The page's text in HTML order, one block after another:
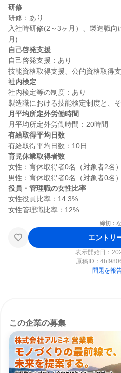
研修
研修：あり
入社時研修(2～3ヶ月）、製造職
自己啓発支援
自己啓発支援：あり
社内検定
社内検定等の制度：あり
月平均所定外労働時間
有給取得平均日数
育児休業取得者数
女性：育休取得者0名（対象者2名）
役員・管理職の女性比率
女性役員比率：14.3%
締切：
エントリ
表示開始日：
原稿ID：
問題を報
この企業の募集